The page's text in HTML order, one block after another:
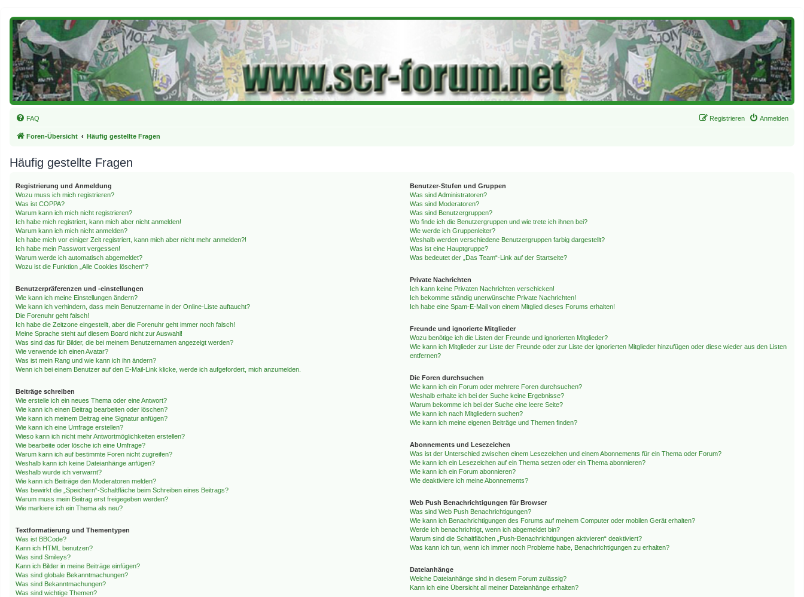
FAQ Anmelden
Registrieren
Foren-Übersicht Häufig gestellte Fragen
Häufig gestellte Fragen
Registrierung und Anmeldung
Wozu muss ich mich registrieren?
Was ist COPPA?
Warum kann ich mich nicht registrieren?
Ich habe mich registriert, kann mich aber nicht anmelden!
Warum kann ich mich nicht anmelden?
Ich habe mich vor einiger Zeit registriert, kann mich aber nicht mehr anmelden?!
Ich habe mein Passwort vergessen!
Warum werde ich automatisch abgemeldet?
Wozu ist die Funktion „Alle Cookies löschen“?
Benutzerpräferenzen und -einstellungen
Wie kann ich meine Einstellungen ändern?
Wie kann ich verhindern, dass mein Benutzername in der Online-Liste auftaucht?
Die Forenuhr geht falsch!
Ich habe die Zeitzone eingestellt, aber die Forenuhr geht immer noch falsch!
Meine Sprache steht auf diesem Board nicht zur Auswahl!
Was sind das für Bilder, die bei meinem Benutzernamen angezeigt werden?
Wie verwende ich einen Avatar?
Was ist mein Rang und wie kann ich ihn ändern?
Wenn ich bei einem Benutzer auf den E-Mail-Link klicke, werde ich aufgefordert, mich anzumelden.
Beiträge schreiben
Wie erstelle ich ein neues Thema oder eine Antwort?
Wie kann ich einen Beitrag bearbeiten oder löschen?
Wie kann ich meinem Beitrag eine Signatur anfügen?
Wie kann ich eine Umfrage erstellen?
Wieso kann ich nicht mehr Antwortmöglichkeiten erstellen?
Wie bearbeite oder lösche ich eine Umfrage?
Warum kann ich auf bestimmte Foren nicht zugreifen?
Weshalb kann ich keine Dateianhänge anfügen?
Weshalb wurde ich verwarnt?
Wie kann ich Beiträge den Moderatoren melden?
Was bewirkt die „Speichern“-Schaltfläche beim Schreiben eines Beitrags?
Warum muss mein Beitrag erst freigegeben werden?
Wie markiere ich ein Thema als neu?
Textformatierung und Thementypen
Was ist BBCode?
Kann ich HTML benutzen?
Was sind Smileys?
Kann ich Bilder in meine Beiträge einfügen?
Was sind globale Bekanntmachungen?
Was sind Bekanntmachungen?
Was sind wichtige Themen?
Benutzer-Stufen und Gruppen
Was sind Administratoren?
Was sind Moderatoren?
Was sind Benutzergruppen?
Wo finde ich die Benutzergruppen und wie trete ich ihnen bei?
Wie werde ich Gruppenleiter?
Weshalb werden verschiedene Benutzergruppen farbig dargestellt?
Was ist eine Hauptgruppe?
Was bedeutet der „Das Team“-Link auf der Startseite?
Private Nachrichten
Ich kann keine Privaten Nachrichten verschicken!
Ich bekomme ständig unerwünschte Private Nachrichten!
Ich habe eine Spam-E-Mail von einem Mitglied dieses Forums erhalten!
Freunde und ignorierte Mitglieder
Wozu benötige ich die Listen der Freunde und ignorierten Mitglieder?
Wie kann ich Mitglieder zur Liste der Freunde oder zur Liste der ignorierten Mitglieder hinzufügen oder diese wieder aus den Listen
entfernen?
Die Foren durchsuchen
Wie kann ich ein Forum oder mehrere Foren durchsuchen?
Weshalb erhalte ich bei der Suche keine Ergebnisse?
Warum bekomme ich bei der Suche eine leere Seite?
Wie kann ich nach Mitgliedern suchen?
Wie kann ich meine eigenen Beiträge und Themen finden?
Abonnements und Lesezeichen
Was ist der Unterschied zwischen einem Lesezeichen und einem Abonnements für ein Thema oder Forum?
Wie kann ich ein Lesezeichen auf ein Thema setzen oder ein Thema abonnieren?
Wie kann ich ein Forum abonnieren?
Wie deaktiviere ich meine Abonnements?
Web Push Benachrichtigungen für Browser
Was sind Web Push Benachrichtigungen?
Wie kann ich Benachrichtigungen des Forums auf meinem Computer oder mobilen Gerät erhalten?
Werde ich benachrichtigt, wenn ich abgemeldet bin?
Warum sind die Schaltflächen „Push-Benachrichtigungen aktivieren“ deaktiviert?
Was kann ich tun, wenn ich immer noch Probleme habe, Benachrichtigungen zu erhalten?
Dateianhänge
Welche Dateianhänge sind in diesem Forum zulässig?
Kann ich eine Übersicht all meiner Dateianhänge erhalten?